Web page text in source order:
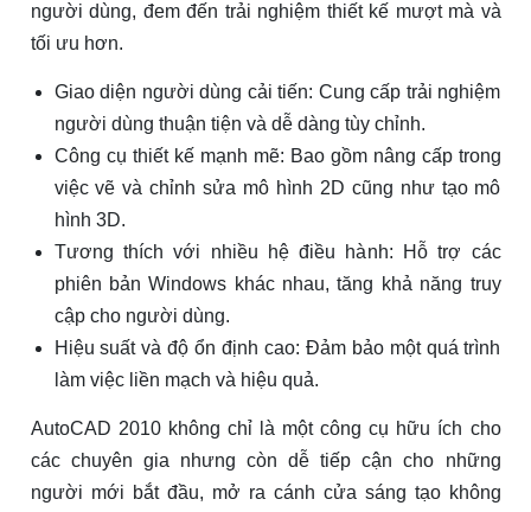
người dùng, đem đến trải nghiệm thiết kế mượt mà và
tối ưu hơn.
Giao diện người dùng cải tiến: Cung cấp trải nghiệm
người dùng thuận tiện và dễ dàng tùy chỉnh.
Công cụ thiết kế mạnh mẽ: Bao gồm nâng cấp trong
việc vẽ và chỉnh sửa mô hình 2D cũng như tạo mô
hình 3D.
Tương thích với nhiều hệ điều hành: Hỗ trợ các
phiên bản Windows khác nhau, tăng khả năng truy
cập cho người dùng.
Hiệu suất và độ ổn định cao: Đảm bảo một quá trình
làm việc liền mạch và hiệu quả.
AutoCAD 2010 không chỉ là một công cụ hữu ích cho
các chuyên gia nhưng còn dễ tiếp cận cho những
người mới bắt đầu, mở ra cánh cửa sáng tạo không